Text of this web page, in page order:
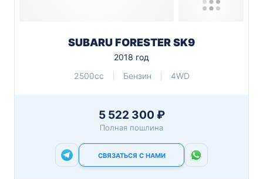
SUBARU FORESTER SK9
2018 год
2500cc
Бензин 4WD
5 522 300 ₽
Полная пошлина
СВЯЗАТЬСЯ С НАМИ